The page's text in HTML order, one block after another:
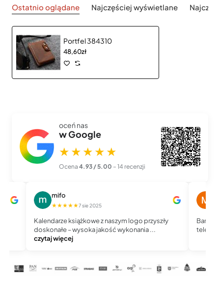
Ostatnio oglądane Najczęściej wyświetlane
Portfel 384310
48,60zł
oceń nas
w Google
★★★★★
Ocena 4.93 / 5.00 – 14 recenzji
mifo
★★★★★7 sie 2025
Kalendarze książkowe z naszym logo przyszły
doskonałe – wysoka jakość wykonania ...
czytaj więcej
Bardzo